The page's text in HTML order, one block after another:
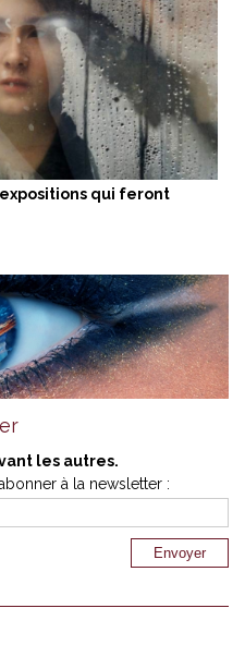
qui feront
les autres.
à la newsletter :